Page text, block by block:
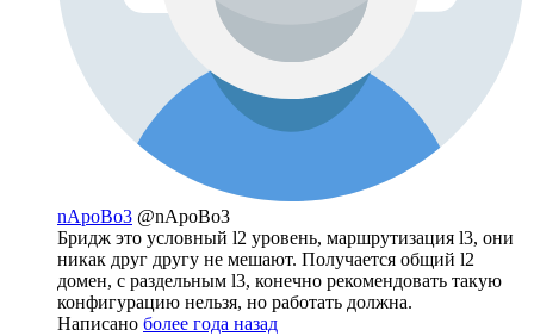
nApoBo3 @nApoBo3
Бридж это условный l2 уровень, маршрутизация l3, они
никак друг другу не мешают. Получается общий l2
домен, с раздельным l3, конечно рекомендовать такую
конфигурацию нельзя, но работать должна.
Написано более года назад